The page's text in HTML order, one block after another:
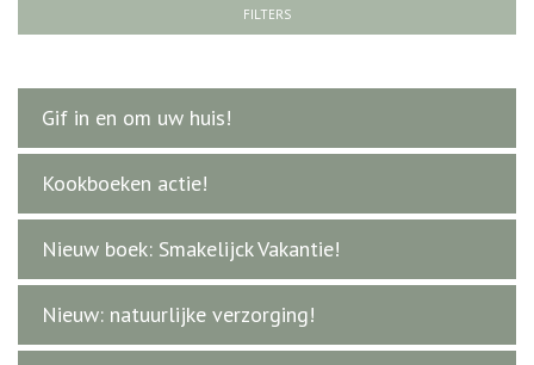
FILTERS
Gif in en om uw huis!
Kookboeken actie!
Nieuw boek: Smakelijck Vakantie!
Nieuw: natuurlijke verzorging!